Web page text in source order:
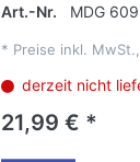
Art.-Nr.
MDG
* Preise inkl.
derzeit nicht
21,99 € *